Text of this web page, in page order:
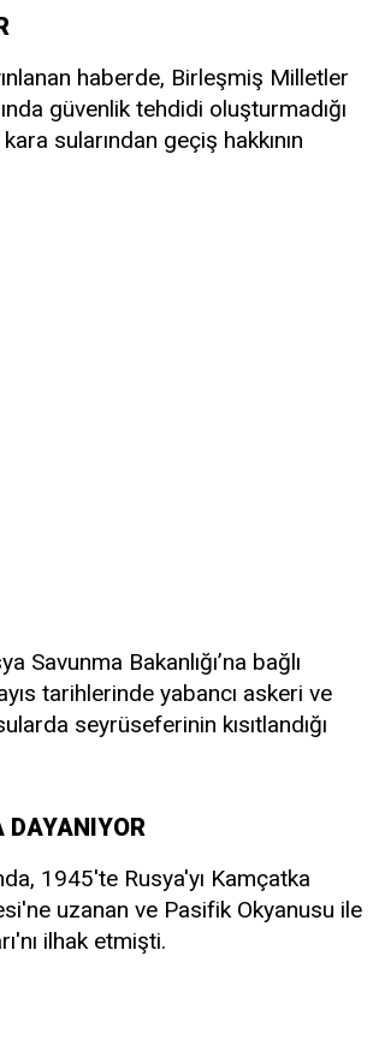
haberde, Birleşmiş Milletler
güvenlik tehdidi oluşturmadığı
sularından geçiş hakkının
Savunma Bakanlığı’na bağlı
tarihlerinde yabancı askeri ve
seyrüseferinin kısıtlandığı
1945'te Rusya'yı Kamçatka
uzanan ve Pasifik Okyanusu ile
ilhak etmişti.